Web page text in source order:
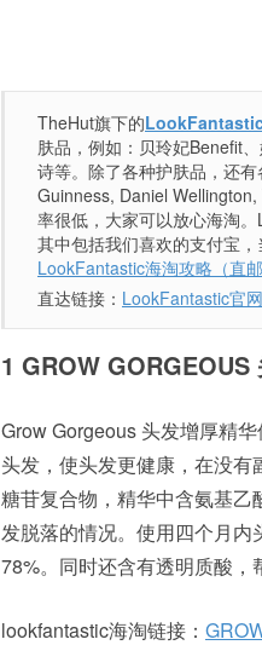
TheHut旗下的
肤品，例如：贝玲妃Benefit
诗等。除了各种护肤品，还
Guinness, Daniel
率很低，大家可以放心海淘
其中包括我们喜欢的支付宝
LookFantastic海淘攻略（直
直达链接： LookFantastic官网
1 GROW GORGEOUS
Grow Gorgeous 头发增厚精
头发，使头发更健康，在没
糖苷复合物，精华中含氨基
发脱落的情况。使用四个月
78%。同时还含有透明质酸，
lookfantastic海淘链接：